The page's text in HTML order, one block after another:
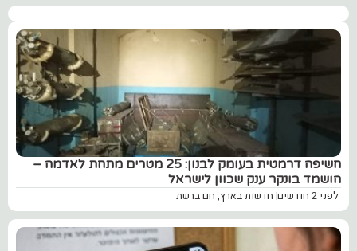
חשיפה דרמטית בעומק לבנון: 25 מטרים מתחת לאדמה –
הושמד בונקר ענק שכוון לישראל
לפני 2 חודשים חדשות בארץ, חם ברשת